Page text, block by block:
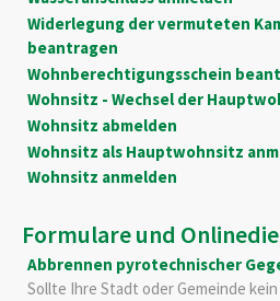
Widerlegung der vermuteten
beantragen
Wohnberechtigungsschein
Wohnsitz - Wechsel der
Wohnsitz abmelden
Wohnsitz als Hauptwohnsitz
Wohnsitz anmelden
Formulare und
Abbrennen pyrotechnischer
Sollte Ihre Stadt oder Gemeinde